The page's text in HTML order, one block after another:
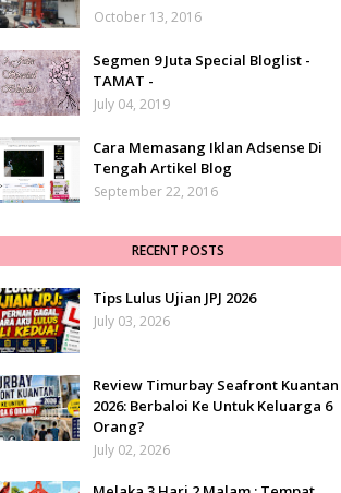
October 13, 2016
Segmen 9 Juta Special Bloglist -
TAMAT -
July 04, 2019
Cara Memasang Iklan Adsense Di
Tengah Artikel Blog
September 22, 2016
RECENT POSTS
Tips Lulus Ujian JPJ 2026
July 03, 2026
Review Timurbay Seafront Kuantan
2026: Berbaloi Ke Untuk Keluarga 6
Orang?
July 02, 2026